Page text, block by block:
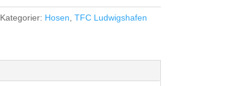
Kategorier: Hosen TFC Ludwigshafen